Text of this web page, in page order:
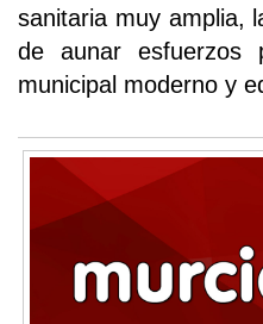
sanitaria muy amplia,
de aunar esfuerzos
municipal moderno y